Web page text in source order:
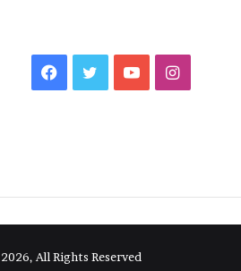
Facebook
TwitterYouTube
All Rights Reserved